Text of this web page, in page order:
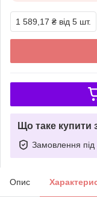
1 589,17 ₴ від 5 шт.
Що таке купити
Замовлення під
Опис